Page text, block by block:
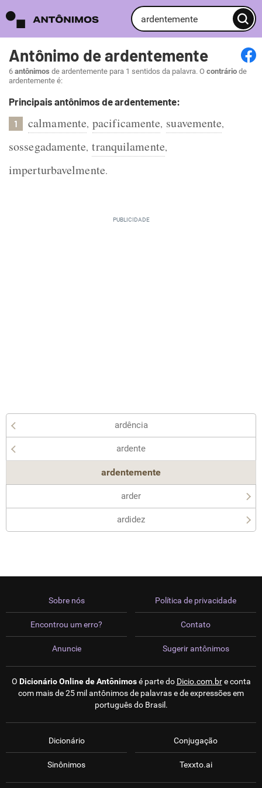
Antônimo de ardentemente
6 antônimos de ardentemente para 1 sentidos da palavra. O contrário de
ardentemente é:
Principais antônimos de ardentemente:
1 calmamente, pacificamente, suavemente,
sossegadamente, tranquilamente,
imperturbavelmente.
ardência
ardente
ardentemente
arder
ardidez
Sobre nós
Encontrou um erro?
Anuncie
Política de privacidade
Contato
Sugerir antônimos
O Dicionário Online de Antônimosé parte do Dicio.com.bre conta
com mais de 25 mil antônimos de palavras e de expressões em
português do Brasil.
Dicionário
Sinônimos
Conjugação
Texxto.ai